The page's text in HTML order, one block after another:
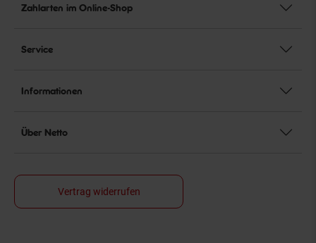
Zahlarten im Online-Shop
Service
Informationen
Über Netto
Vertrag widerrufen